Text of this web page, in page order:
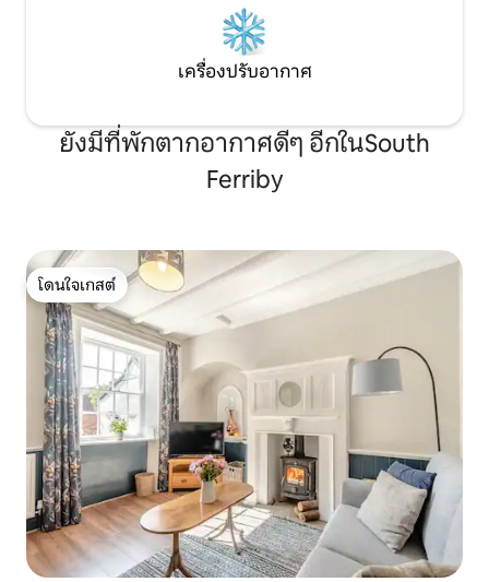
เครื่องปรับอากาศ
ยังมีที่พักตากอากาศดีๆ อีกในSouth
Ferriby
โดนใจเกสต์
โดนใจเกสต์